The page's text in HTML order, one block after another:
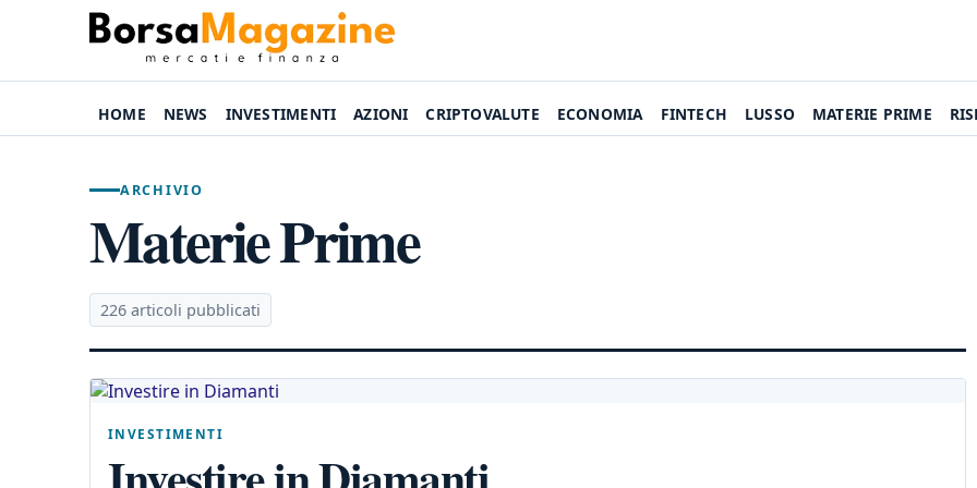
HOME NEWS INVESTIMENTI AZIONI CRIPTOVALUTE ECONOMIA FINTECH LUSSO MATERIE PRIME
ARCHIVIO
Materie Prime
226 articoli pubblicati
INVESTIMENTI